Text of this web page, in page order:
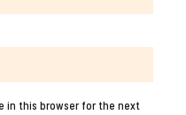
in this browser for the next